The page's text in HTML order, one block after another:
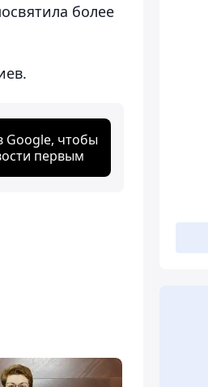
более
Google, чтобы
первым